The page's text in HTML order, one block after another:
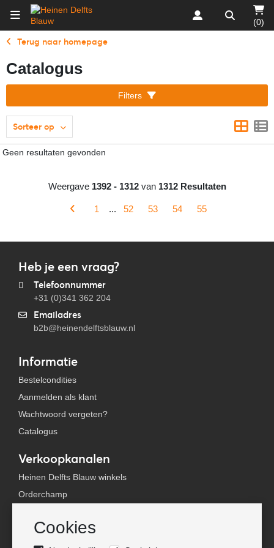
Cookies
(0)
Terug naar homepage
Catalogus
Filters
Sorteer op
Geen resultaten gevonden
Weergave 1392 - 1312van 1312 Resultaten
1 ... 52 53 54 55
Heb je een vraag?
Telefoonnummer
+31 (0)341 362 204
Emailadres
b2b@heinendelftsblauw.nl
Informatie
Bestelcondities
Aanmelden als klant
Wachtwoord vergeten?
Catalogus
Verkoopkanalen
Heinen Delfts Blauw winkels
Orderchamp
Tica Venlo